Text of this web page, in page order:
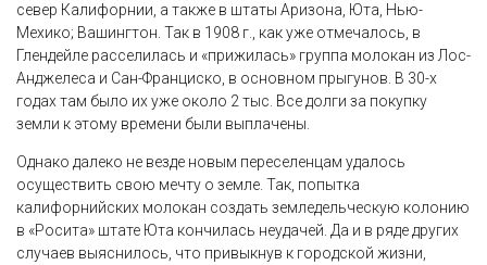
север Калифорнии, а также в штаты Аризона, Юта, Нью-
Мехико; Вашингтон. Так в 1908 г., как уже отмечалось, в
Глендейле расселилась и «прижилась» группа молокан из Лос-
Анджелеса и Сан-Франциско, в основном прыгунов. В 30-х
годах там было их уже около 2 тыс. Все долги за покупку
земли к этому времени были выплачены.
Однако далеко не везде новым переселенцам удалось
осуществить свою мечту о земле. Так, попытка
калифорнийских молокан создать земледельческую колонию
в «Росита» штате Юта кончилась неудачей. Да и в ряде других
случаев выяснилось, что привыкнув к городской жизни,